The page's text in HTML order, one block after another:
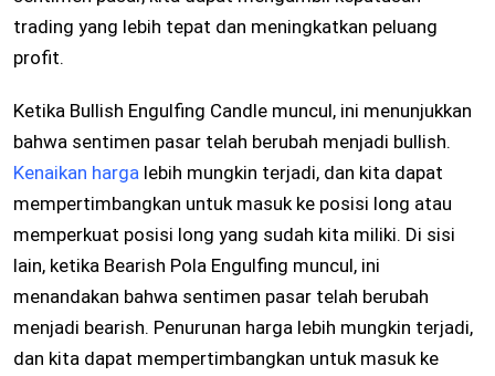
trading yang lebih tepat dan meningkatkan peluang
profit.
Ketika Bullish Engulfing Candle muncul, ini menunjukkan
bahwa sentimen pasar telah berubah menjadi bullish.
Kenaikan harga lebih mungkin terjadi, dan kita dapat
mempertimbangkan untuk masuk ke posisi long atau
memperkuat posisi long yang sudah kita miliki. Di sisi
lain, ketika Bearish Pola Engulfing muncul, ini
menandakan bahwa sentimen pasar telah berubah
menjadi bearish. Penurunan harga lebih mungkin terjadi,
dan kita dapat mempertimbangkan untuk masuk ke